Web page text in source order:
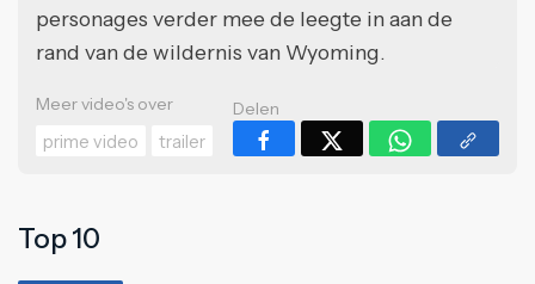
personages verder mee de leegte in aan de
rand van de wildernis van Wyoming.
Meer video's over
prime video
trailer
Delen
Top 10